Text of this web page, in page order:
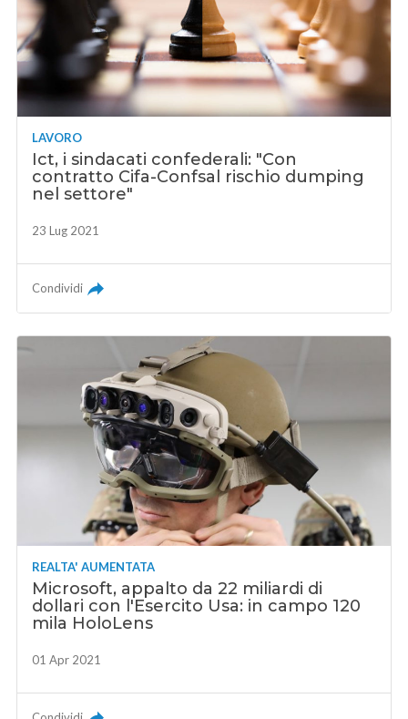
LAVORO
Ict, i sindacati confederali: "Con
contratto Cifa-Confsal rischio dumping
nel settore"
23 Lug 2021
Condividi
REALTA' AUMENTATA
Microsoft, appalto da 22 miliardi di
dollari con l'Esercito Usa: in campo 120
mila HoloLens
01 Apr 2021